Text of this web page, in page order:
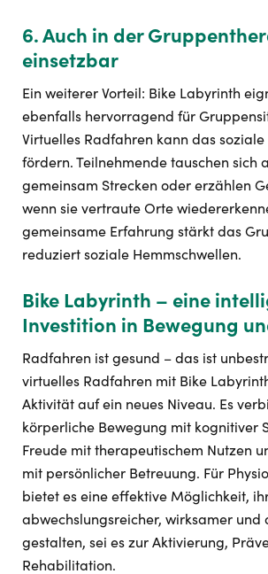
6. Auch in der
einsetzbar
Ein weiterer Vorteil: Bike Labyrinth
ebenfalls hervorragend für
Virtuelles Radfahren kann das
fördern. Teilnehmende tauschen sich
gemeinsam Strecken oder erzählen
wenn sie vertraute Orte
gemeinsame Erfahrung stärkt das
reduziert soziale Hemmschwellen.
Bike Labyrinth – eine
Investition in Bewegung
Radfahren ist gesund – das ist
virtuelles Radfahren mit Bike
Aktivität auf ein neues Niveau. Es
körperliche Bewegung mit kognitiver
Freude mit therapeutischem Nutzen
mit persönlicher Betreuung. Für
bietet es eine effektive Möglichkeit,
abwechslungsreicher, wirksamer und
gestalten, sei es zur Aktivierung,
Rehabilitation.